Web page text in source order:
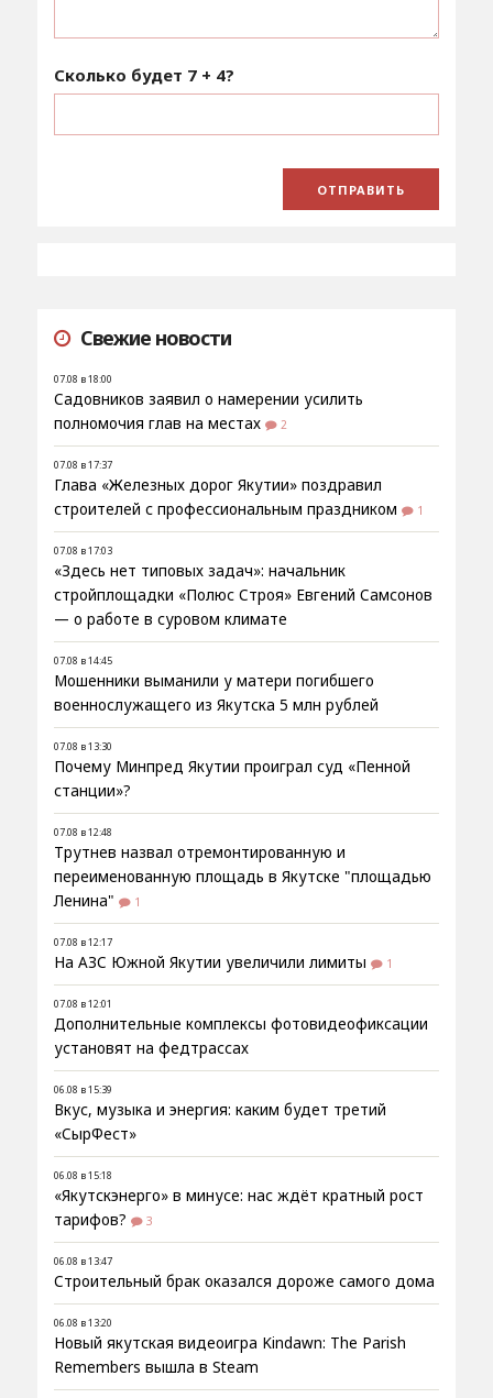
Сколько будет 7 + 4?
Свежие новости
07.08 в 18:00
Садовников заявил о намерении усилить
полномочия глав на местах
2
07.08 в 17:37
Глава «Железных дорог Якутии» поздравил
строителей с профессиональным праздником
1
07.08 в 17:03
«Здесь нет типовых задач»: начальник
стройплощадки «Полюс Строя» Евгений Самсонов
— о работе в суровом климате
07.08 в 14:45
Мошенники выманили у матери погибшего
военнослужащего из Якутска 5 млн рублей
07.08 в 13:30
Почему Минпред Якутии проиграл суд «Пенной
станции»?
07.08 в 12:48
Трутнев назвал отремонтированную и
переименованную площадь в Якутске "площадью
Ленина"
1
07.08 в 12:17
На АЗС Южной Якутии увеличили лимиты 1
07.08 в 12:01
Дополнительные комплексы фотовидеофиксации
установят на федтрассах
06.08 в 15:39
Вкус, музыка и энергия: каким будет третий
«СырФест»
06.08 в 15:18
«Якутскэнерго» в минусе: нас ждёт кратный рост
тарифов?
3
06.08 в 13:47
Строительный брак оказался дороже самого дома
06.08 в 13:20
Новый якутская видеоигра Kindawn: The Parish
Remembers вышла в Steam